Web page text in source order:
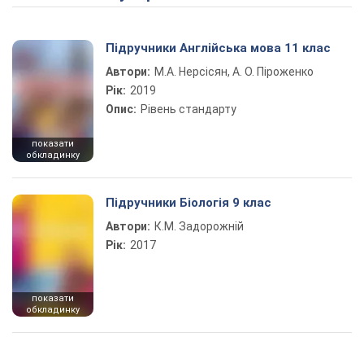
показати
обкладинку
Підручники Англійська мова 11 клас
Автори: М.А. Нерсісян, А. О. Піроженко
Рік: 2019
Опис: Рівень стандарту
показати
обкладинку
Підручники Біологія 9 клас
Автори: К.М. Задорожній
Рік: 2017